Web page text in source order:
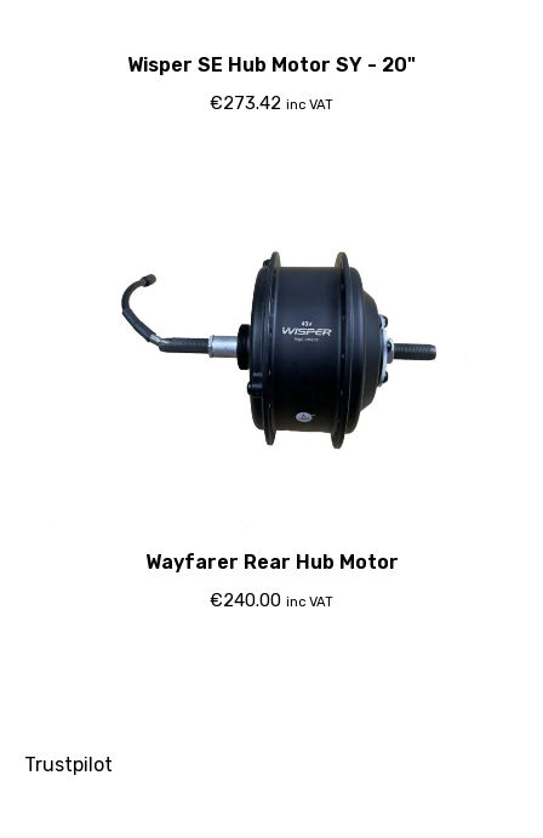
Wisper SE Hub Motor SY - 20"
€273.42 inc VAT
Wayfarer Rear Hub Motor
€240.00 inc VAT
Trustpilot